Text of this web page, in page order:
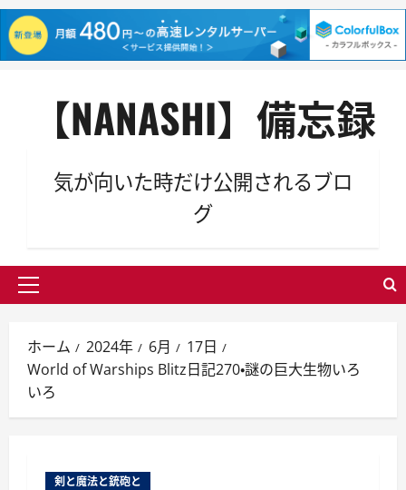
【NANASHI】備忘録
気が向いた時だけ公開されるブロ
グ
メ
ン
メ
ニ
ュ
ホーム 2024年 6月
17日
World of Warships Blitz日記270・謎の巨大生物いろ
いろ
剣と魔法と銃砲と